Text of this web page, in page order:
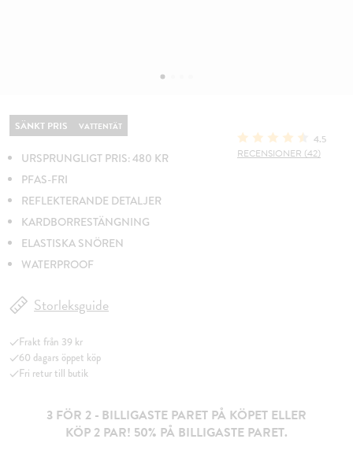
SÄNKT PRIS VATTENTÄT
URSPRUNGLIGT PRIS: 480 KR
PFAS-FRI
REFLEKTERANDE DETALJER
KARDBORRESTÄNGNING
ELASTISKA SNÖREN
WATERPROOF
4.5
RECENSIONER (42)
Storleksguide
Frakt från 39 kr
60 dagars öppet köp
Fri retur till butik
3 FÖR 2 - BILLIGASTE PARET PÅ KÖPET ELLER
KÖP 2 PAR! 50% PÅ BILLIGASTE PARET.